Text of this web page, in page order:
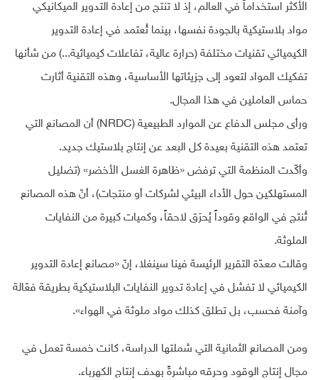
الأكثر استخداماً في العالم، إذ لا تنتج من إعادة التدوير الميكانيكي
مواد بلاستيكية بالجودة نفسها، بينما تُعتمد في إعادة التدوير
الكيميائي تقنيات مختلفة (حرارة عالية، تفاعلات كيميائية...) من شأنها
تفكيك المواد لتعود إلى جزيئاتها الأساسية، وهذه التقنية أثارت
حماس العاملين في هذا المجال.
ورأى مجلس الدفاع عن الموارد الطبيعية (NRDC) أن المصانع التي
تعتمد هذه التقنية بعيدة كل البعد عن إنتاج بلاستيك جديد.
وأكّدت المنظمة التي ترفض «ظاهرة الغسل الأخضر» (تضليل
المستهلكين حول الأداء البيئي لشركات أو منتجات)، أنّ هذه المصانع
تُنتج في الواقع وقوداً يُحرَق لاحقاً، وكميات كبيرة من النفايات
الملوثة.
وقالت معدّة التقرير الرئيسة فينا سينغلا، إنّ «مصانع إعادة التدوير
الكيميائي لا تفشل في إعادة تدوير النفايات البلاستيكية بطريقة فعّالة
وآمنة فحسب، بل تطلق كذلك مواد ملوثة في الهواء».
ومن المصانع الثمانية التي شملتها الدراسة، كانت خمسة تعمل في
مجال إنتاج الوقود وحرقه مباشرةً بهدف إنتاج الكهرباء.